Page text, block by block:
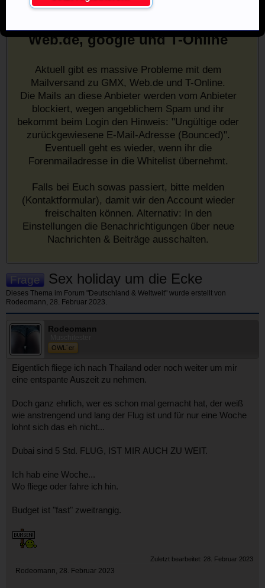
Web.de, google und T-Online
Aktuell gibt es massive Probleme mit dem
Mailversand zu GMX, Web.de und T-Online.
Die Mails an diese Anbieter werden vom Anbieter
blockiert, wegen angeblichem Spam und ihr
bekommt beim Login den Hinweis: "Ungültige oder
zurückgewiesene E-Mail-Adresse (Bounced)".
Eventuell geht es wieder, wenn ihr die
Forenmailadresse in die Whitelist übernehmt.
Falls bei Euch sowas passiert, bitte melden
(Kontaktformular), damit wir den Account wieder
freischalten können. Alternativ: In den
Einstellungen die Benachrichtigungen über neue
Nachrichten & Beiträge ausschalten.
Frage Sex holiday um die Ecke
Dieses Thema im Forum "Deutschland & Weltweit" wurde erstellt von
Rodeomann, 28. Februar 2023.
Rodeomann
OWL´er
Eigentlich fliege ich nach Thailand oder noch weiter um mir
eine entspante Auszeit zu nehmen.
Doch ganz ehrlich, wer es schon mal gemacht hat, der weiß
wie anstrengend und lang der Flug ist und für nur eine Woche
lohnt sich das eh nicht...
Dubai sind 5 Std. FLUG, IST MIR AUCH ZU WEIT.
Ich hab eine Woche...
Wo fliege oder fahre ich hin.
Budget ist "fast" zweitrangig.
Zuletzt bearbeitet: 28. Februar 2023
Rodeomann, 28. Februar 2023